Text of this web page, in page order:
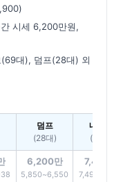
시세 6,200만원,
대), 덤프(28대) 외
덤프
(28대)
내장탑
(17대)
6,200만
5,850~6,550
7,490만
7,490~7,490